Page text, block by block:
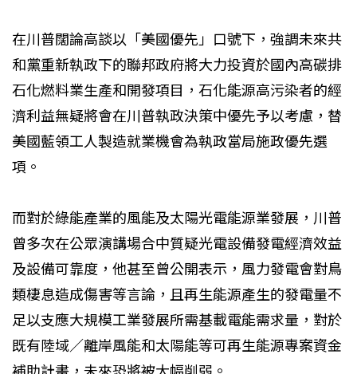
在川普闊論高談以「美國優先」口號下，強調未來共
和黨重新執政下的聯邦政府將大力投資於國內高碳排
石化燃料業生產和開發項目，石化能源高污染者的經
濟利益無疑將會在川普執政決策中優先予以考慮，替
美國藍領工人製造就業機會為執政當局施政優先選
項。
而對於綠能產業的風能及太陽光電能源業發展，川普
曾多次在公眾演講場合中質疑光電設備發電經濟效益
及設備可靠度，他甚至曾公開表示，風力發電會對鳥
類棲息造成傷害等言論，且再生能源產生的發電量不
足以支應大規模工業發展所需基載電能需求量，對於
既有陸域／離岸風能和太陽能等可再生能源專案資金